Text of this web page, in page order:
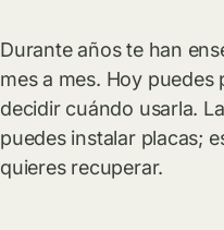
Durante años te han
mes a mes. Hoy
decidir cuándo usarla.
puedes instalar placas;
quieres recuperar.